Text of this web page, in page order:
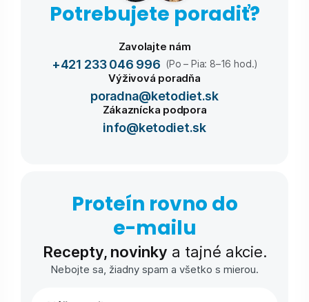
Potrebujete poradiť?
Zavolajte nám
+421 233 046 996 (Po – Pia: 8–16 hod.)
Výživová poradňa
poradna@ketodiet.sk
Zákaznícka podpora
info@ketodiet.sk
Proteín rovno do
e-⁠mailu
Recepty, novinky a tajné akcie.
Nebojte sa, žiadny spam a všetko s mierou.